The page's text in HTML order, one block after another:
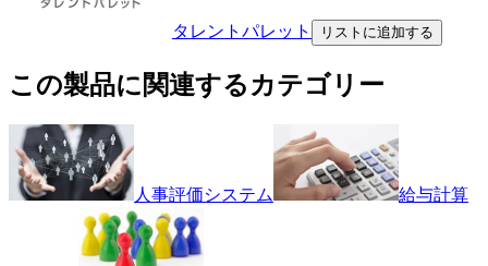
タレントパレット リストに追加する
この製品に関連するカテゴリー
人事評価システム 給与計算